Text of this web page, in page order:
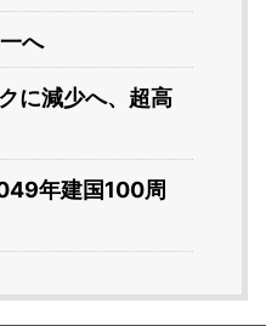
へ
に減少へ、超高
年建国100周